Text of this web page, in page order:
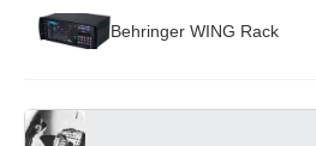
Behringer WING Rack